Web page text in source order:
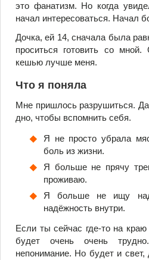
это фанатизм. Но когда
начал интересоваться. Начал
Дочка, ей 14, сначала была
проситься готовить со
кешью лучше меня.
Что я поняла
Мне пришлось разрушиться.
дно, чтобы вспомнить себя.
Я не просто убрала
боль из жизни.
Я больше не прячу
проживаю.
Я больше не ищу
надёжность внутри.
Если ты сейчас где-то на
будет очень очень
непонимание. Но будет и